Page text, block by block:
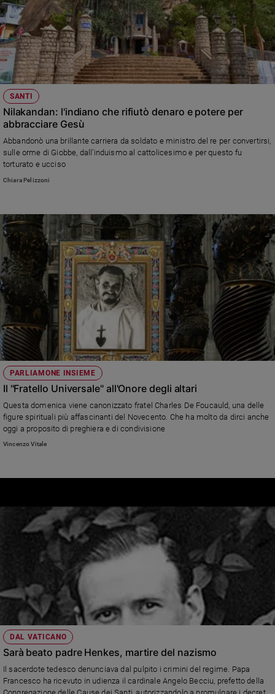
della
settimana
Migranti
Diversità
e
inclusione
Costume
Cultura
e
spettacoli
Sanremo
e
streaming
Libri
Musica
Arte
educazione
Genitori
e
figli
Nonni
Coppia
Scuola
e
giovani
Vai
Riflessioni
Foto
Video
Podcast
Privacy
SANTI
Nilakandan: l'indiano che rifiutò denaro e potere per
abbracciare Gesù
Abbandonò una brillante carriera da soldato e ministro del re per convertirsi,
sulle orme di Giobbe, dall’induismo al cattolicesimo e per questo fu
torturato e ucciso
Chiara Pelizzoni
PARLIAMONE INSIEME
Il "Fratello Universale" all'Onore degli altari
Questa domenica viene canonizzato fratel Charles De Foucauld, una delle
figure spirituali più affascinanti del Novecento. Che ha molto da dirci anche
oggi a proposito di preghiera e di condivisione
Vincenzo Vitale
DAL VATICANO
Sarà beato padre Henkes, martire del nazismo
Il sacerdote tedesco denunciava dal pulpito i crimini del regime. Papa
Francesco ha ricevuto in udienza il cardinale Angelo Becciu, prefetto della